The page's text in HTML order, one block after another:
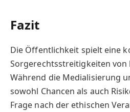
Fazit
Die Öffentlichkeit spielt eine
Sorgerechtsstreitigkeiten von
Während die Medialisierung
sowohl Chancen als auch
Frage nach der ethischen